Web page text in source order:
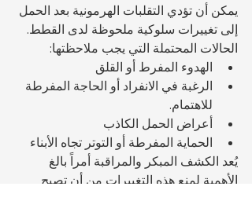
يمكن أن تؤدي التقلبات الهرمونية بعد الحمل
إلى تغييرات سلوكية ملحوظة لدى القطط.
الحالات المحتملة التي يجب ملاحظتها:
الهدوء المفرط أو القلق
الرغبة في الانفراد أو الحاجة المفرطة
للاهتمام.
أعراض الحمل الكاذب
الحماية المفرطة أو التوتر تجاه الأبناء
يُعد الكشف المبكر والمراقبة أمراً بالغ
الأهمية لمنع هذه التغييرات من أن تصبح